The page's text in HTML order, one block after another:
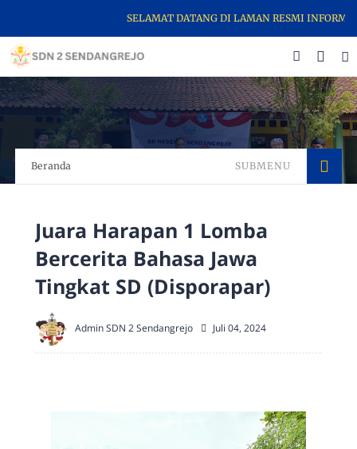
SELAMAT DATANG DI LAMAN RESMI INFORMASI
Beranda SUBMENU
Juara Harapan 1 Lomba
Bercerita Bahasa Jawa
Tingkat SD (Disporapar)
Admin SDN 2 Sendangrejo Juli 04, 2024